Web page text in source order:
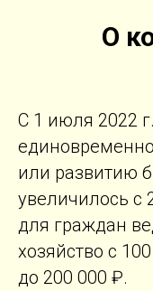
О
С 1 июля 2022
или развитию
увеличилось с
для граждан
хозяйство с
до 200 000 ₽.